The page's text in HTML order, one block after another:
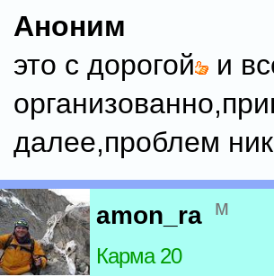
Аноним
это с дорогой
и
далее,проблем
amon_ra м
Карма 20